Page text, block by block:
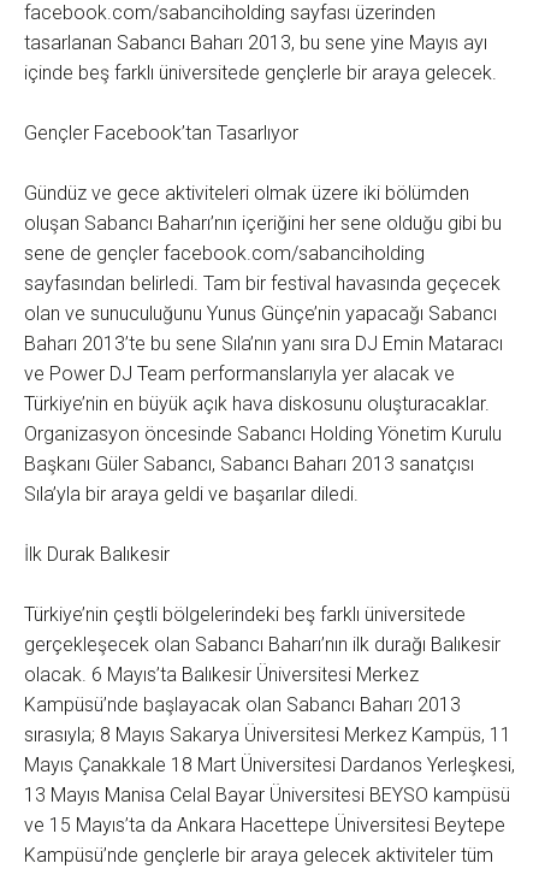
facebook.com/sabanciholding sayfası üzerinden
tasarlanan Sabancı Baharı 2013, bu sene yine Mayıs ayı
içinde beş farklı üniversitede gençlerle bir araya gelecek.
Gençler Facebook’tan Tasarlıyor
Gündüz ve gece aktiviteleri olmak üzere iki bölümden
oluşan Sabancı Baharı’nın içeriğini her sene olduğu gibi bu
sene de gençler facebook.com/sabanciholding
sayfasından belirledi. Tam bir festival havasında geçecek
olan ve sunuculuğunu Yunus Günçe’nin yapacağı Sabancı
Baharı 2013’te bu sene Sıla’nın yanı sıra DJ Emin Mataracı
ve Power DJ Team performanslarıyla yer alacak ve
Türkiye’nin en büyük açık hava diskosunu oluşturacaklar.
Organizasyon öncesinde Sabancı Holding Yönetim Kurulu
Başkanı Güler Sabancı, Sabancı Baharı 2013 sanatçısı
Sıla’yla bir araya geldi ve başarılar diledi.
İlk Durak Balıkesir
Türkiye’nin çeştli bölgelerindeki beş farklı üniversitede
gerçekleşecek olan Sabancı Baharı’nın ilk durağı Balıkesir
olacak. 6 Mayıs’ta Balıkesir Üniversitesi Merkez
Kampüsü’nde başlayacak olan Sabancı Baharı 2013
sırasıyla; 8 Mayıs Sakarya Üniversitesi Merkez Kampüs, 11
Mayıs Çanakkale 18 Mart Üniversitesi Dardanos Yerleşkesi,
13 Mayıs Manisa Celal Bayar Üniversitesi BEYSO kampüsü
ve 15 Mayıs’ta da Ankara Hacettepe Üniversitesi Beytepe
Kampüsü’nde gençlerle bir araya gelecek aktiviteler tüm